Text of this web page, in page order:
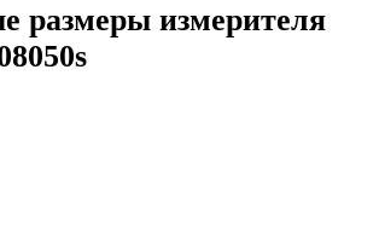
размеры измерителя